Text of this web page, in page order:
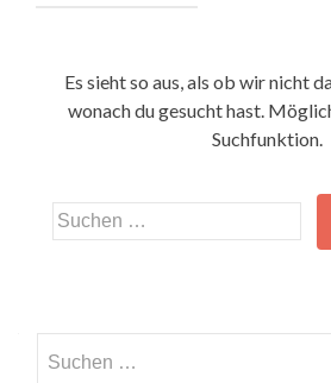
Es sieht so aus, als ob wir nicht
wonach du gesucht hast.
Suchfunktion.
Suchen nach: